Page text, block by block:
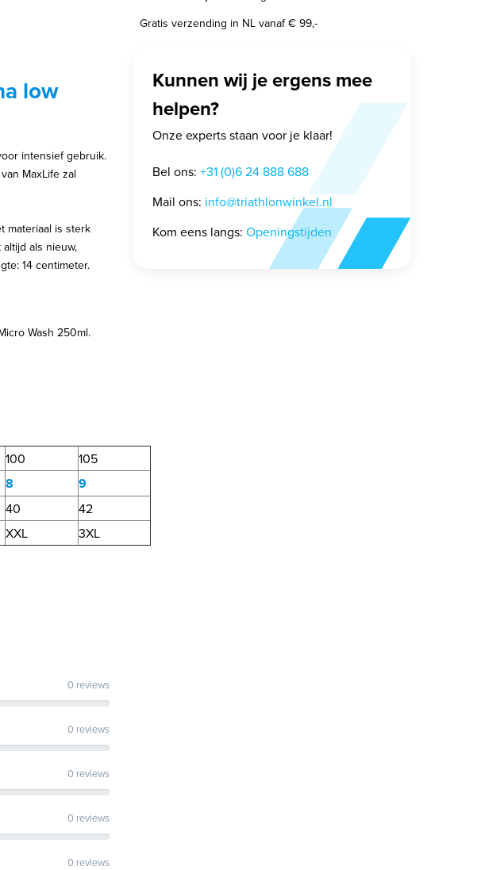
Gratis verzending in NL vanaf € 99,-
Kunnen wij je ergens mee
helpen?
Onze experts staan voor je klaar!
Bel ons: +31 (0)6 24 888 688
Mail ons: info@triathlonwinkel.nl
Kom eens langs: Openingstijden
low
intensief gebruik.
MaxLife zal
materiaal is sterk
als nieuw,
14 centimeter.
Wash 250ml.
100 105
8 9
40
42
XXL 3XL
0 reviews
0 reviews
0 reviews
0 reviews
0 reviews